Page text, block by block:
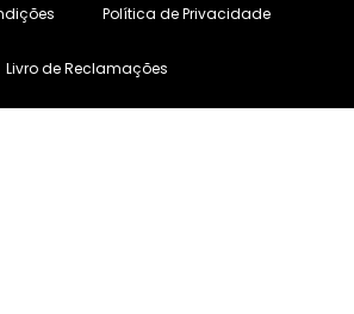
Política de Privacidade
Livro de Reclamações